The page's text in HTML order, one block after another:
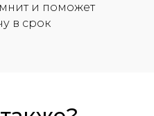
и поможет
в срок